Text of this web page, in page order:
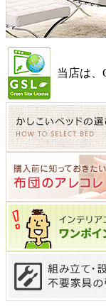
当店は、